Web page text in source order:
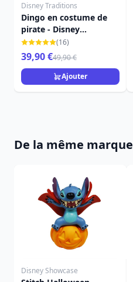
Disney Traditions
Dingo en costume de
pirate - Disney
Traditions(16)
39,90 €49,90 €
Ajouter
De la même marque
Disney Showcase